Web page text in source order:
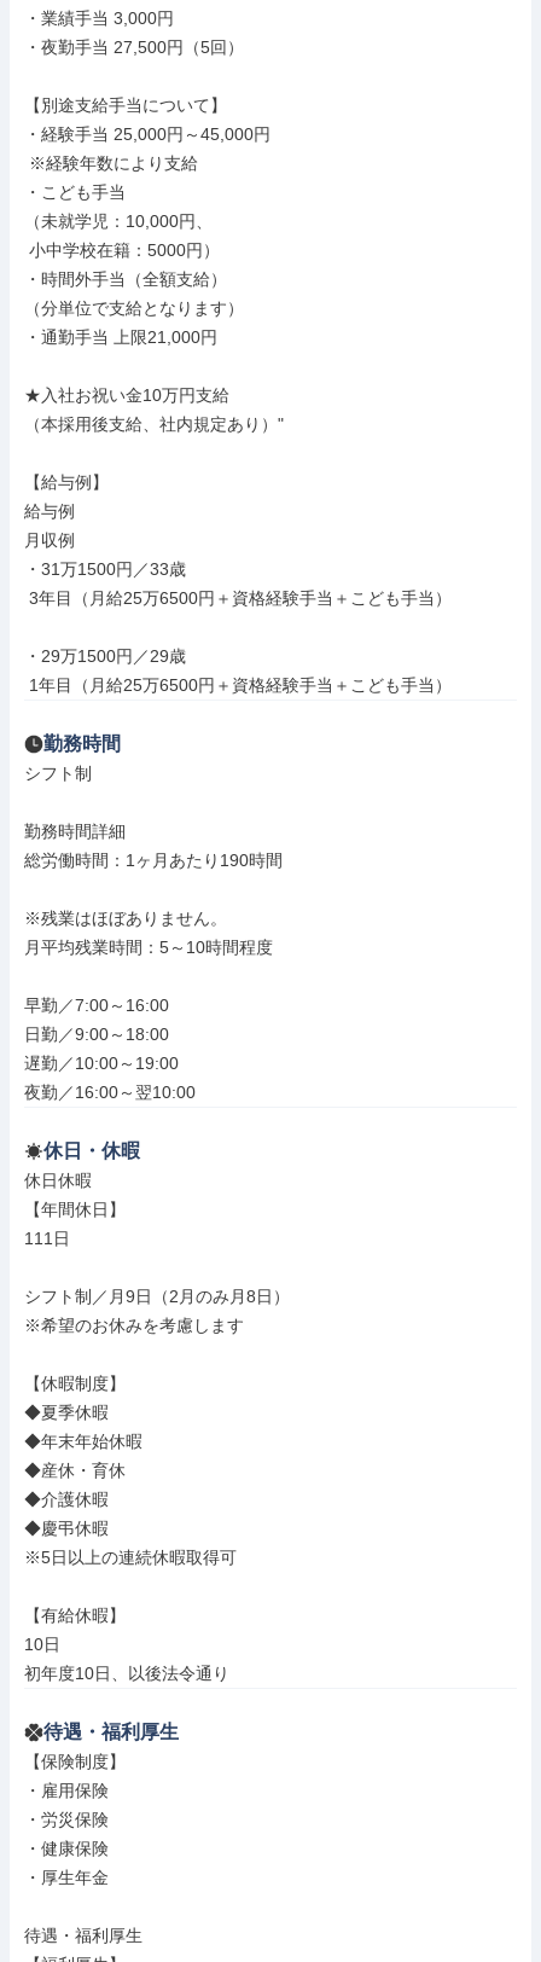
・業績手当 3,000円
・夜勤手当 27,500円（5回）
【別途支給手当について】
・経験手当 25,000円～45,000円
・こども手当
（未就学児：10,000円、
・時間外手当（全額支給）
（分単位で支給となります）
・通勤手当 上限21,000円
★入社お祝い金10万円支給
（本採用後支給、社内規定あり）"
【給与例】
給与例
月収例
・31万1500円／33歳
・29万1500円／29歳
1年目（月給25万6500円＋資格経験手当＋こども手当）
勤務時間
シフト制
勤務時間詳細
総労働時間：1ヶ月あたり190時間
※残業はほぼありません。
月平均残業時間：5～10時間程度
早勤／7:00～16:00
日勤／9:00～18:00
遅勤／10:00～19:00
夜勤／16:00～翌10:00
休日・休暇
休日休暇
【年間休日】
111日
シフト制／月9日（2月のみ月8日）
※希望のお休みを考慮します
【休暇制度】
◆夏季休暇
◆年末年始休暇
◆産休・育休
◆介護休暇
◆慶弔休暇
※5日以上の連続休暇取得可
【有給休暇】
10日
初年度10日、以後法令通り
待遇・福利厚生
【保険制度】
・雇用保険
・労災保険
・健康保険
・厚生年金
待遇・福利厚生